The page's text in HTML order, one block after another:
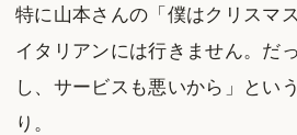
特に山本さんの「僕はクリスマ
イタリアンには行きません。だ
し、サービスも悪いから」とい
り。